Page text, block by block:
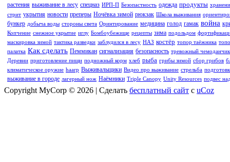
растения выживание в лесу спецназ ИРП-П Безопастность одежда продукты
стрит укрытия новости преперы Ночёвка зимой рюкзак Школа выживания
бункер добыча воды стороны света Оринтирование медицина голод гамак война
Копчение снежное укрытие иглу Бомбоубежище рецепты зима подольдом
маскировка зимой тактика разведки заблудился в лесу НАЗ костёр топор таёжника
палатка Как сделать Пеммикан сигнализация безопасность тревожный чемоданчик
Деревни приготовление пищи подножный корм хлеб рыба грибы зимой сбор грибов
климатическое оружие haarp Выживальщики Видео про выживание стрельба
выживание в городе лагерный нож Наёмники Triple Canopy Unity Resources подвес
Copyright MyCorp © 2026 | Сделать бесплатный сайт с uCoz